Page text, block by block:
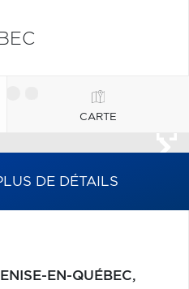
CARTE
DE DÉTAILS
EN-QUÉBEC,